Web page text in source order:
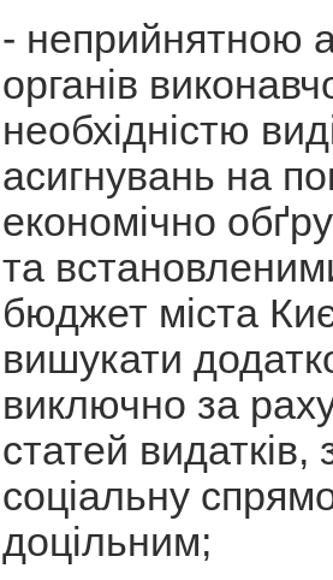
- неприйнятною
органів
необхідністю
асигнувань на
економічно
та
бюджет міста
вишукати
виключно за
статей
соціальну
доцільним;